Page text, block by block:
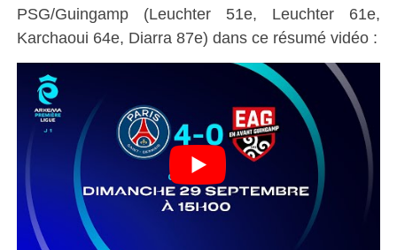
PSG/Guingamp (Leuchter 51e, Leuchter 61e,
Karchaoui 64e, Diarra 87e) dans ce résumé vidéo :